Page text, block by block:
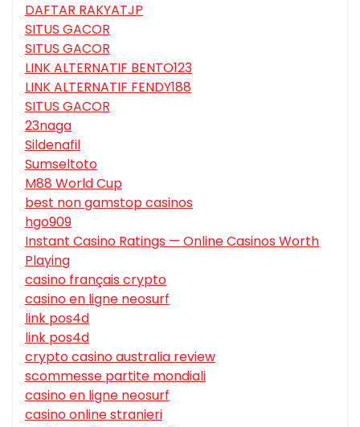
DAFTAR RAKYATJP
SITUS GACOR
SITUS GACOR
LINK ALTERNATIF BENTO123
LINK ALTERNATIF FENDY188
SITUS GACOR
23naga
Sildenafil
Sumseltoto
M88 World Cup
best non gamstop casinos
hgo909
Instant Casino Ratings — Online Casinos Worth
Playing
casino français crypto
casino en ligne neosurf
link pos4d
link pos4d
crypto casino australia review
scommesse partite mondiali
casino en ligne neosurf
casino online stranieri